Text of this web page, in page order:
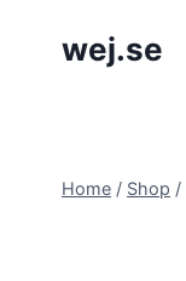
wej.se
Home / Shop /